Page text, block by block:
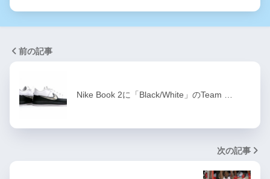
前の記事
Nike Book 2に「Black/White」のTeam …
次の記事